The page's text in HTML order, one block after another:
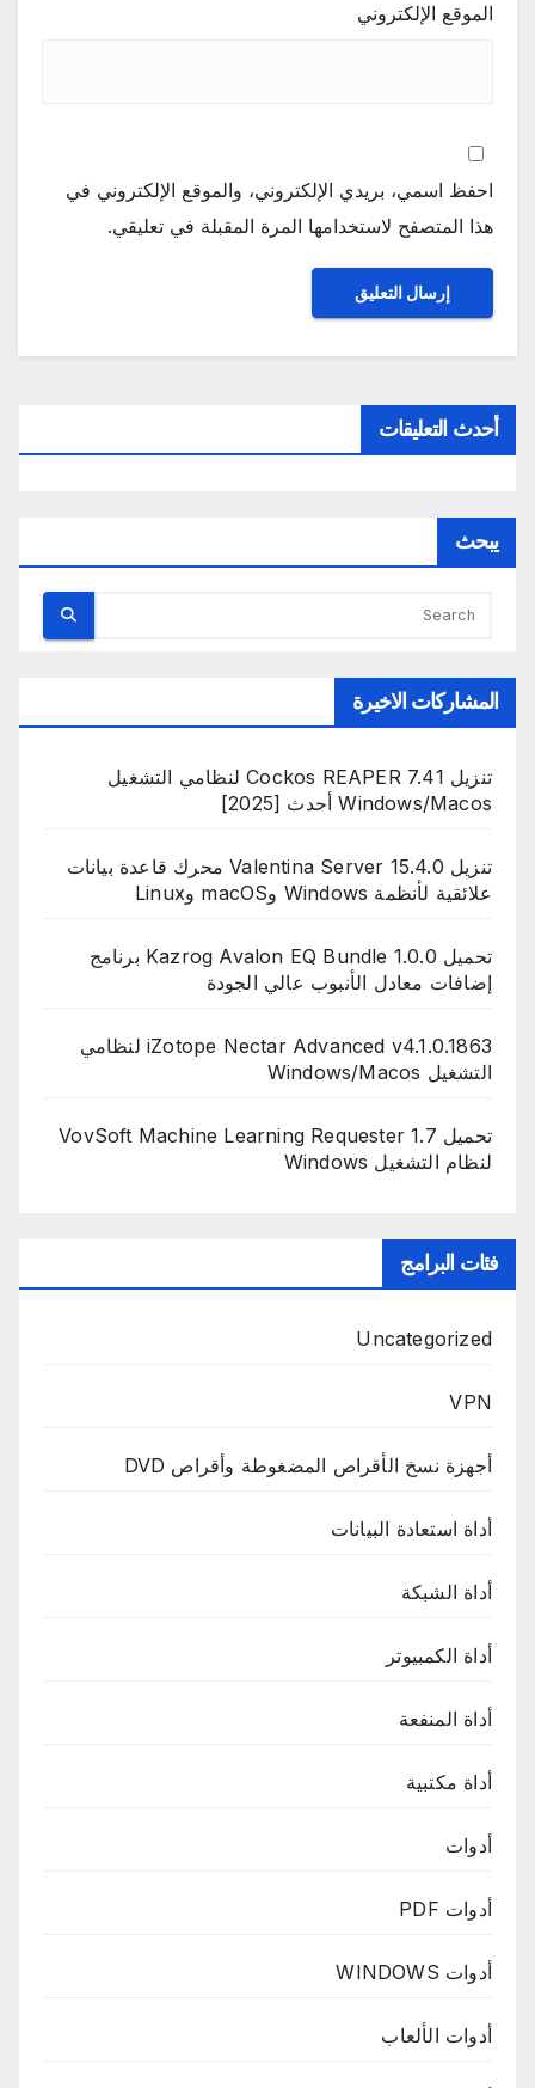
الموقع الإلكتروني
احفظ اسمي، بريدي الإلكتروني، والموقع الإلكتروني في
هذا المتصفح لاستخدامها المرة المقبلة في تعليقي.
أحدث التعليقات
يبحث
المشاركات الاخيرة
تنزيل Cockos REAPER 7.41 لنظامي التشغيل
Windows/Macos أحدث [2025]
تنزيل Valentina Server 15.4.0 محرك قاعدة بيانات
علائقية لأنظمة Windows وmacOS وLinux
تحميل Kazrog Avalon EQ Bundle 1.0.0 برنامج
إضافات معادل الأنبوب عالي الجودة
iZotope Nectar Advanced v4.1.0.1863 لنظامي
التشغيل Windows/Macos
تحميل VovSoft Machine Learning Requester 1.7
لنظام التشغيل Windows
فئات البرامج
Uncategorized
VPN
أجهزة نسخ الأقراص المضغوطة وأقراص DVD
أداة استعادة البيانات
أداة الشبكة
أداة الكمبيوتر
أداة المنفعة
أداة مكتبية
أدوات
أدوات PDF
أدوات WINDOWS
أدوات الألعاب